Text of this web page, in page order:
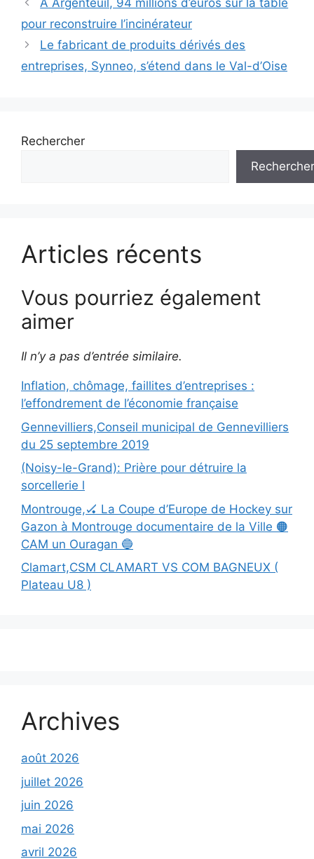
articles
pour reconstruire l’incinérateur
Le fabricant de produits dérivés des
entreprises, Synneo, s’étend dans le Val-d’Oise
Rechercher
Rechercher
Articles récents
Vous pourriez également
aimer
Il n’y a pas d’entrée similaire.
Inflation, chômage, faillites d’entreprises :
l’effondrement de l’économie française
Gennevilliers,Conseil municipal de Gennevilliers
du 25 septembre 2019
(Noisy-le-Grand): Prière pour détruire la
sorcellerie l
Montrouge,🏑 La Coupe d’Europe de Hockey sur
Gazon à Montrouge documentaire de la Ville 🟠
CAM un Ouragan 🔵
Clamart,CSM CLAMART VS COM BAGNEUX (
Plateau U8 )
Archives
août 2026
juillet 2026
juin 2026
mai 2026
avril 2026